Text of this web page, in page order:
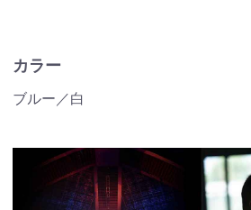
カラー
ブルー／白